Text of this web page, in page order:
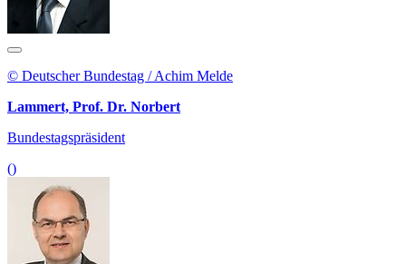
© Deutscher Bundestag / Achim Melde
Lammert, Prof. Dr. Norbert
Bundestagspräsident
()